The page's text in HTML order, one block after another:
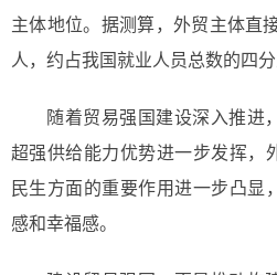
主体地位。据测算，外贸主体直
人，约占我国就业人员总数的四分
随着贸易强国建设深入推进
超强供给能力优势进一步发挥，
民生方面的重要作用进一步凸显
感和幸福感。